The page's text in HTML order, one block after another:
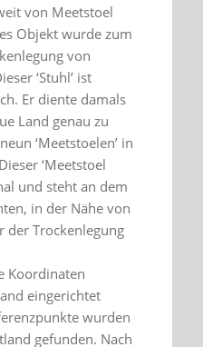
von Meetstoel
Objekt wurde zum
von
‘Stuhl’ ist
Er diente damals
Land genau zu
‘Meetstoelen’ in
‘Meetstoel
und steht an dem
in der Nähe von
der Trockenlegung
Koordinaten
eingerichtet
wurden
gefunden. Nach